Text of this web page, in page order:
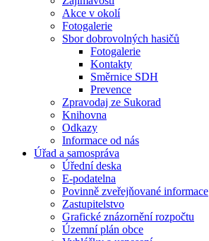
Akce v okolí
Fotogalerie
Sbor dobrovolných hasičů
Fotogalerie
Kontakty
Směrnice SDH
Prevence
Zpravodaj ze Sukorad
Knihovna
Odkazy
Informace od nás
Úřad a samospráva
Úřední deska
E-podatelna
Povinně zveřejňované informace
Zastupitelstvo
Grafické znázornění rozpočtu
Územní plán obce